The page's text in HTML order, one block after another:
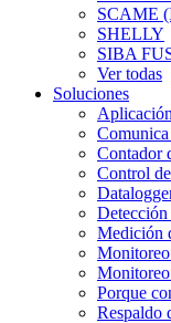
SCAME
SHELLY
SIBA
Ver todas
Soluciones
Contador
Control
Medición
Monitoreo
Porque
Respaldo